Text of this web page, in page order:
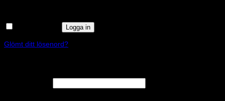
Logga in
Glömt ditt lösenord?